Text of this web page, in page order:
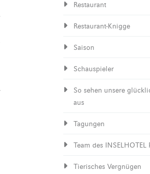
Restaurant
Restaurant-Knigge
Saison
Schauspieler
So sehen unsere
aus
Tagungen
Team des INSELHOTEL
Tierisches Vergnügen